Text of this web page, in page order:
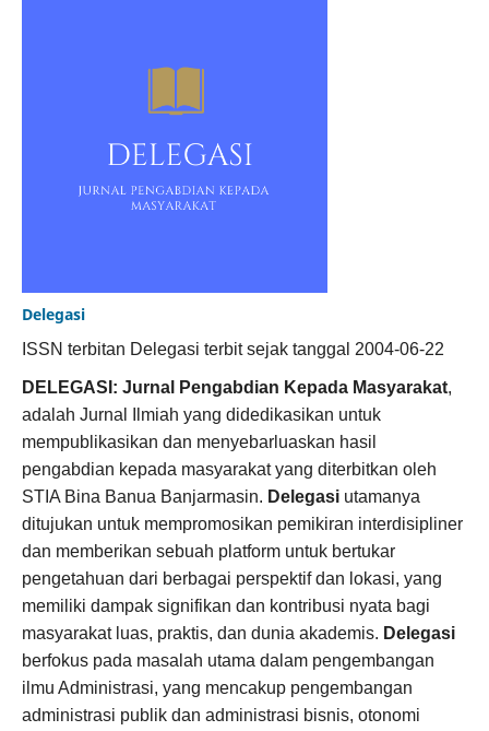
Delegasi
ISSN terbitan Delegasi terbit sejak tanggal 2004-06-22
DELEGASI: Jurnal Pengabdian Kepada Masyarakat,
adalah Jurnal Ilmiah yang didedikasikan untuk
mempublikasikan dan menyebarluaskan hasil
pengabdian kepada masyarakat yang diterbitkan oleh
STIA Bina Banua Banjarmasin. Delegasiutamanya
ditujukan untuk mempromosikan pemikiran interdisipliner
dan memberikan sebuah platform untuk bertukar
pengetahuan dari berbagai perspektif dan lokasi, yang
memiliki dampak signifikan dan kontribusi nyata bagi
masyarakat luas, praktis, dan dunia akademis. Delegasi
berfokus pada masalah utama dalam pengembangan
ilmu Administrasi, yang mencakup pengembangan
administrasi publik dan administrasi bisnis, otonomi